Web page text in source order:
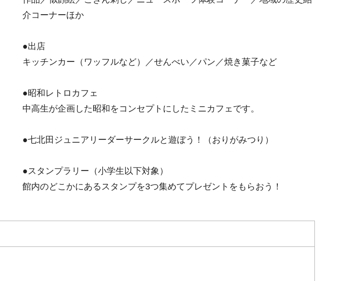
介コーナーほか
●出店
キッチンカー（ワッフルなど）／せんべい／パン／焼き菓子など
●昭和レトロカフェ
中高生が企画した昭和をコンセプトにしたミニカフェです。
●七北田ジュニアリーダーサークルと遊ぼう！（おりがみつり）
●スタンプラリー（小学生以下対象）
館内のどこかにあるスタンプを3つ集めてプレゼントをもらおう！